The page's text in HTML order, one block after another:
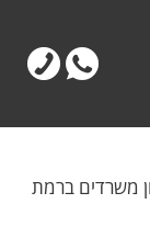
משרדים ברמת